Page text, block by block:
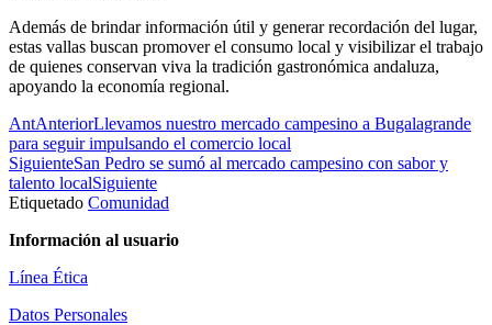
Además de brindar información útil y generar recordación del lugar,
estas vallas buscan promover el consumo local y visibilizar el trabajo
de quienes conservan viva la tradición gastronómica andaluza,
apoyando la economía regional.
AntAnteriorLlevamos nuestro mercado campesino a Bugalagrande
para seguir impulsando el comercio local
SiguienteSan Pedro se sumó al mercado campesino con sabor y
talento localSiguiente
Etiquetado Comunidad
Información al usuario
Línea Ética
Datos Personales